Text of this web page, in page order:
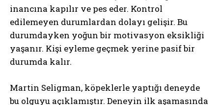
inancına kapılır ve pes eder. Kontrol
edilemeyen durumlardan dolayı gelişir. Bu
durumdayken yoğun bir motivasyon eksikliği
yaşanır. Kişi eyleme geçmek yerine pasif bir
durumda kalır.
Martin Seligman, köpeklerle yaptığı deneyde
bu olguyu açıklamıştır. Deneyin ilk aşamasında